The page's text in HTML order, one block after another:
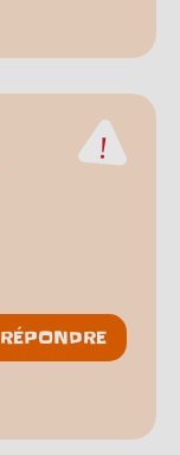
RÉPONDRE